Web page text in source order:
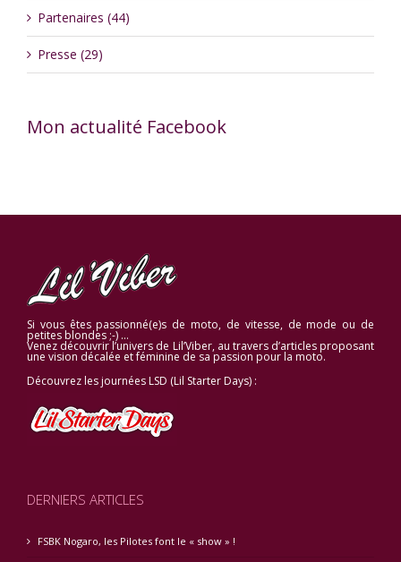
Partenaires (44)
Presse (29)
Mon actualité Facebook
Si vous êtes passionné(e)s de moto, de vitesse, de mode ou de
petites blondes ;-) …
Venez découvrir l’univers de Lil’Viber, au travers d’articles proposant
une vision décalée et féminine de sa passion pour la moto.
Découvrez les journées LSD (Lil Starter Days) :
DERNIERS ARTICLES
FSBK Nogaro, les Pilotes font le « show » !